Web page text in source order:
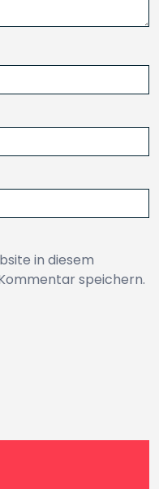
in diesem
speichern.